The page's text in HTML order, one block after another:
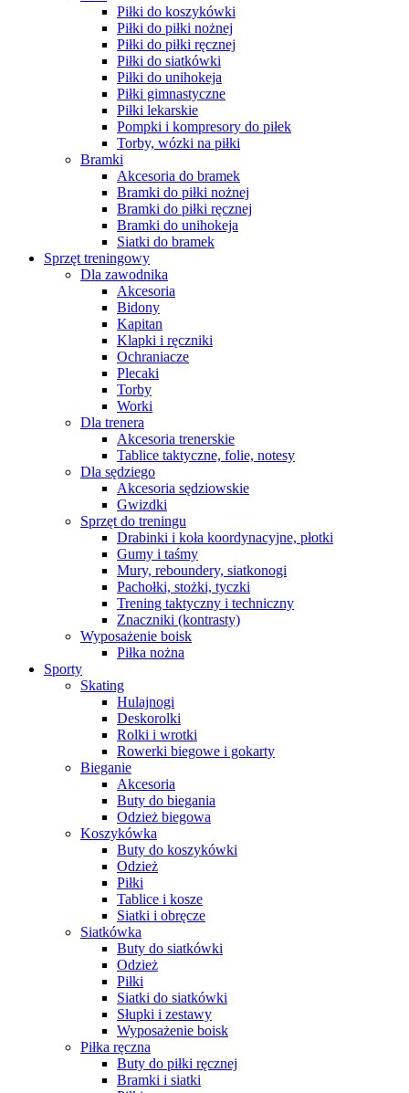
Piłki do koszykówki
Piłki do piłki nożnej
Piłki do piłki ręcznej
Piłki do siatkówki
Piłki do unihokeja
Piłki gimnastyczne
Piłki lekarskie
Pompki i kompresory do piłek
Torby, wózki na piłki
Bramki
Akcesoria do bramek
Bramki do piłki nożnej
Bramki do piłki ręcznej
Bramki do unihokeja
Siatki do bramek
Sprzęt treningowy
Dla zawodnika
Akcesoria
Bidony
Kapitan
Klapki i ręczniki
Ochraniacze
Plecaki
Torby
Worki
Dla trenera
Akcesoria trenerskie
Tablice taktyczne, folie, notesy
Dla sędziego
Akcesoria sędziowskie
Gwizdki
Sprzęt do treningu
Drabinki i koła koordynacyjne, płotki
Gumy i taśmy
Mury, reboundery, siatkonogi
Pachołki, stożki, tyczki
Trening taktyczny i techniczny
Znaczniki (kontrasty)
Wyposażenie boisk
Piłka nożna
Sporty
Skating
Hulajnogi
Deskorolki
Rolki i wrotki
Rowerki biegowe i gokarty
Bieganie
Akcesoria
Buty do biegania
Odzież biegowa
Koszykówka
Buty do koszykówki
Odzież
Piłki
Tablice i kosze
Siatki i obręcze
Siatkówka
Buty do siatkówki
Odzież
Piłki
Siatki do siatkówki
Słupki i zestawy
Wyposażenie boisk
Piłka ręczna
Buty do piłki ręcznej
Bramki i siatki